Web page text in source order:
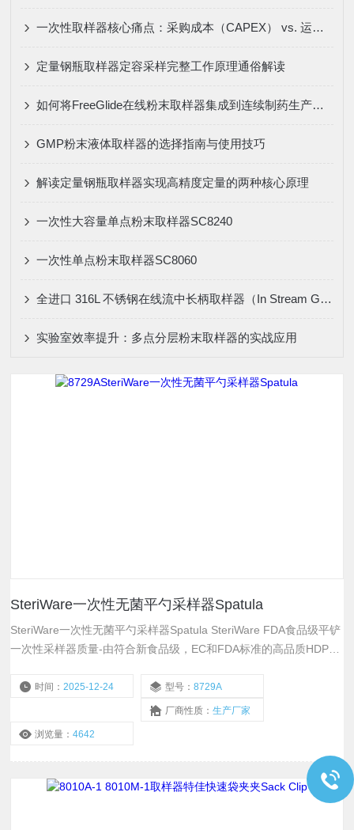
一次性取样器核心痛点：采购成本（CAPEX） vs. 运行成本（OPEX）
定量钢瓶取样器定容采样完整工作原理通俗解读
如何将FreeGlide在线粉末取样器集成到连续制药生产线中进行实时质量监测？
GMP粉末液体取样器的选择指南与使用技巧
解读定量钢瓶取样器实现高精度定量的两种核心原理
一次性大容量单点粉末取样器SC8240
一次性单点粉末取样器SC8060
全进口 316L 不锈钢在线流中长柄取样器（In Stream Grab Sampler）的应用
实验室效率提升：多点分层粉末取样器的实战应用
SteriWare一次性无菌平勺采样器Spatula
SteriWare一次性无菌平勺采样器Spatula SteriWare FDA食品级平铲
一次性采样器质量-由符合新食品级，EC和FDA标准的高品质HDPE
时间：2025-12-24 型号： 8729A
厂商性质： 生产厂家
浏览量：4642